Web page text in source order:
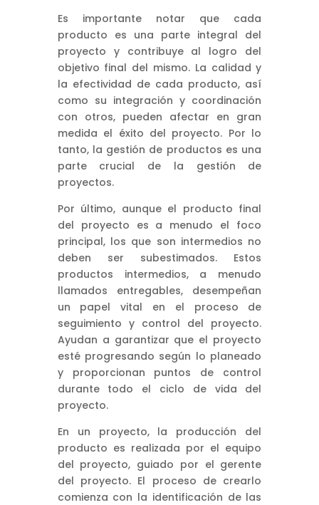
Es importante notar que cada
producto es una parte integral del
proyecto y contribuye al logro del
objetivo final del mismo. La calidad y
la efectividad de cada producto, así
como su integración y coordinación
con otros, pueden afectar en gran
medida el éxito del proyecto. Por lo
tanto, la gestión de productos es una
parte crucial de la gestión de
proyectos.
Por último, aunque el producto final
del proyecto es a menudo el foco
principal, los que son intermedios no
deben ser subestimados. Estos
productos intermedios, a menudo
llamados entregables, desempeñan
un papel vital en el proceso de
seguimiento y control del proyecto.
Ayudan a garantizar que el proyecto
esté progresando según lo planeado
y proporcionan puntos de control
durante todo el ciclo de vida del
proyecto.
En un proyecto, la producción del
producto es realizada por el equipo
del proyecto, guiado por el gerente
del proyecto. El proceso de crearlo
comienza con la identificación de las